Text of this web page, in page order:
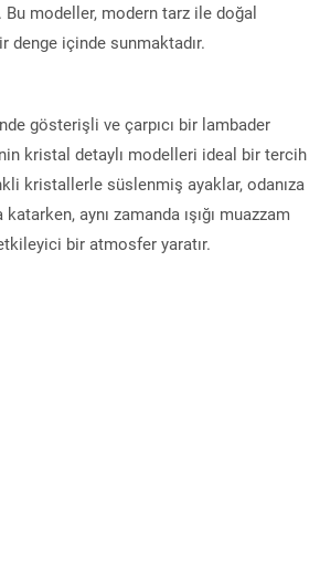
Bu modeller, modern tarz ile doğal
denge içinde sunmaktadır.
gösterişli ve çarpıcı bir lambader
kristal detaylı modelleri ideal bir tercih
kristallerle süslenmiş ayaklar, odanıza
aynı zamanda ışığı muazzam
bir atmosfer yaratır.